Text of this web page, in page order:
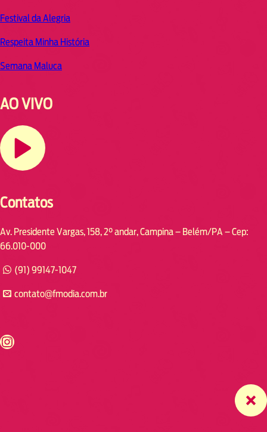
Festival da Alegria
Respeita Minha História
Semana Maluca
AO VIVO
Contatos
Av. Presidente Vargas, 158, 2° andar, Campina – Belém/PA – Cep:
66.010-000
(91) 99147-1047
contato@fmodia.com.br
https://www.instagram.com/fmodia.cabofrio/